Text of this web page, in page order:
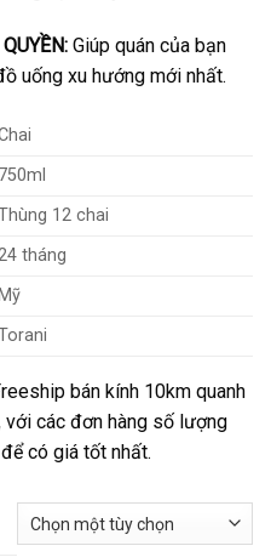
Giúp quán của bạn
uống xu hướng mới nhất.
750ml
12 chai
tháng
Mỹ
bán kính 10km quanh
với các đơn hàng số lượng
có giá tốt nhất.